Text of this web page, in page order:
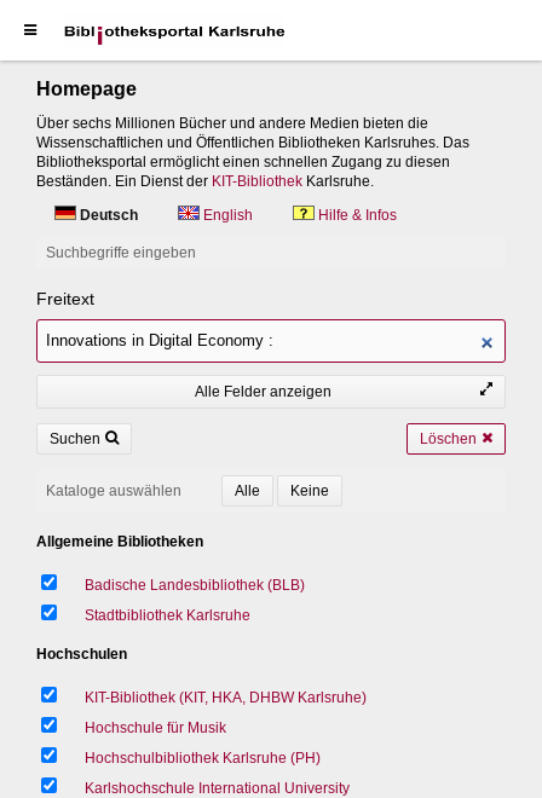
Homepage
Über sechs Millionen Bücher und andere Medien bieten die
Wissenschaftlichen und Öffentlichen Bibliotheken Karlsruhes. Das
Bibliotheksportal ermöglicht einen schnellen Zugang zu diesen
Beständen. Ein Dienst der KIT-Bibliothek Karlsruhe.
Deutsch
English Hilfe & Infos
Suchbegriffe eingeben
Freitext
Alle Felder anzeigen
Suchen Löschen
Kataloge auswählen
Allgemeine Bibliotheken
Badische Landesbibliothek (BLB)
Stadtbibliothek Karlsruhe
Hochschulen
KIT-Bibliothek (KIT, HKA, DHBW Karlsruhe)
Hochschule für Musik
Hochschulbibliothek Karlsruhe (PH)
Karlshochschule International University